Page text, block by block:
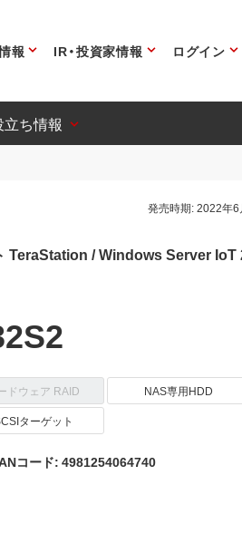
報 IR・投資家情報 ログイン
ち情報
発売時期:2022年6
TeraStation / Windows Server IoT
ドウェア RAID
NAS専用HDD
ターゲット
コード: 4981254064740